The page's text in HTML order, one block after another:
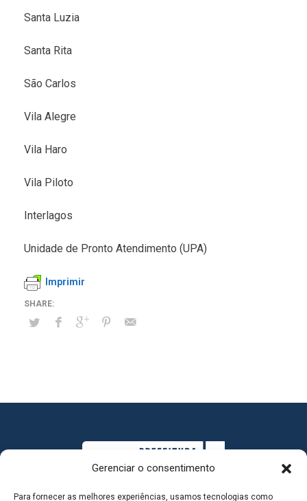
Gerenciar o consentimento
Para fornecer as melhores experiências, usamos tecnologias como
Santa Luzia
Santa Rita
São Carlos
Vila Alegre
Vila Haro
Vila Piloto
Interlagos
Unidade de Pronto Atendimento (UPA)
Imprimir